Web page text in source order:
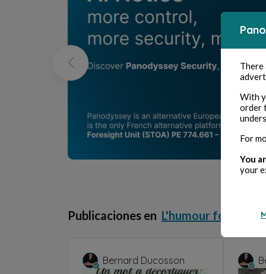
Publicaciones en L'humour fou
Bernard Ducosson
With
order
For
You
your